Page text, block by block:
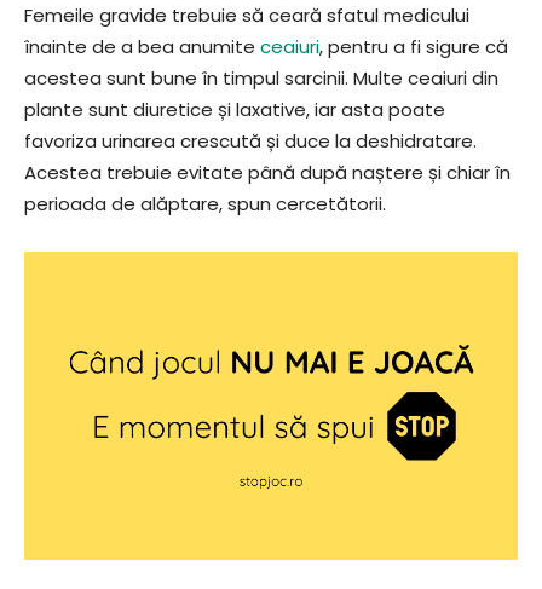
Femeile gravide trebuie să ceară sfatul medicului
înainte de a bea anumite ceaiuri, pentru a fi sigure că
acestea sunt bune în timpul sarcinii. Multe ceaiuri din
plante sunt diuretice și laxative, iar asta poate
favoriza urinarea crescută și duce la deshidratare.
Acestea trebuie evitate până după naștere și chiar în
perioada de alăptare, spun cercetătorii.